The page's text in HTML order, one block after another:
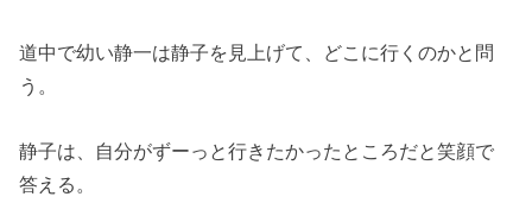
道中で幼い静一は静子を見上げて、どこに行くのかと問
う。
静子は、自分がずーっと行きたかったところだと笑顔で
答える。